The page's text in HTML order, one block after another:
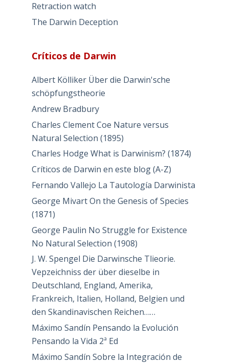
Retraction watch
The Darwin Deception
Críticos de Darwin
Albert Kölliker Über die Darwin'sche
schöpfungstheorie
Andrew Bradbury
Charles Clement Coe Nature versus
Natural Selection (1895)
Charles Hodge What is Darwinism? (1874)
Críticos de Darwin en este blog (A-Z)
Fernando Vallejo La Tautología Darwinista
George Mivart On the Genesis of Species
(1871)
George Paulin No Struggle for Existence
No Natural Selection (1908)
J. W. Spengel Die Darwinsche Tlieorie.
Vepzeichniss der über dieselbe in
Deutschland, England, Amerika,
Frankreich, Italien, Holland, Belgien und
den Skandinavischen Reichen……
Máximo Sandín Pensando la Evolución
Pensando la Vida 2ª Ed
Máximo Sandín Sobre la Integración de